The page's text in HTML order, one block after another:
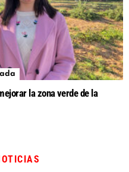
la zona verde de la